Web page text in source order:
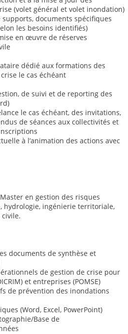
(volet général et volet inondation)
documents spécifiques
les besoins identifiés)
en œuvre de réserves
dédié aux formations des
le cas échéant
de suivi et de reporting des
le cas échéant, des invitations,
de séances aux collectivités et
à l’animation des actions avec
en gestion des risques
hydrologie, ingénierie territoriale,
documents de synthèse et
de gestion de crise pour
et entreprises (POMSE)
de prévention des inondations
(Word, Excel, PowerPoint)
Base de